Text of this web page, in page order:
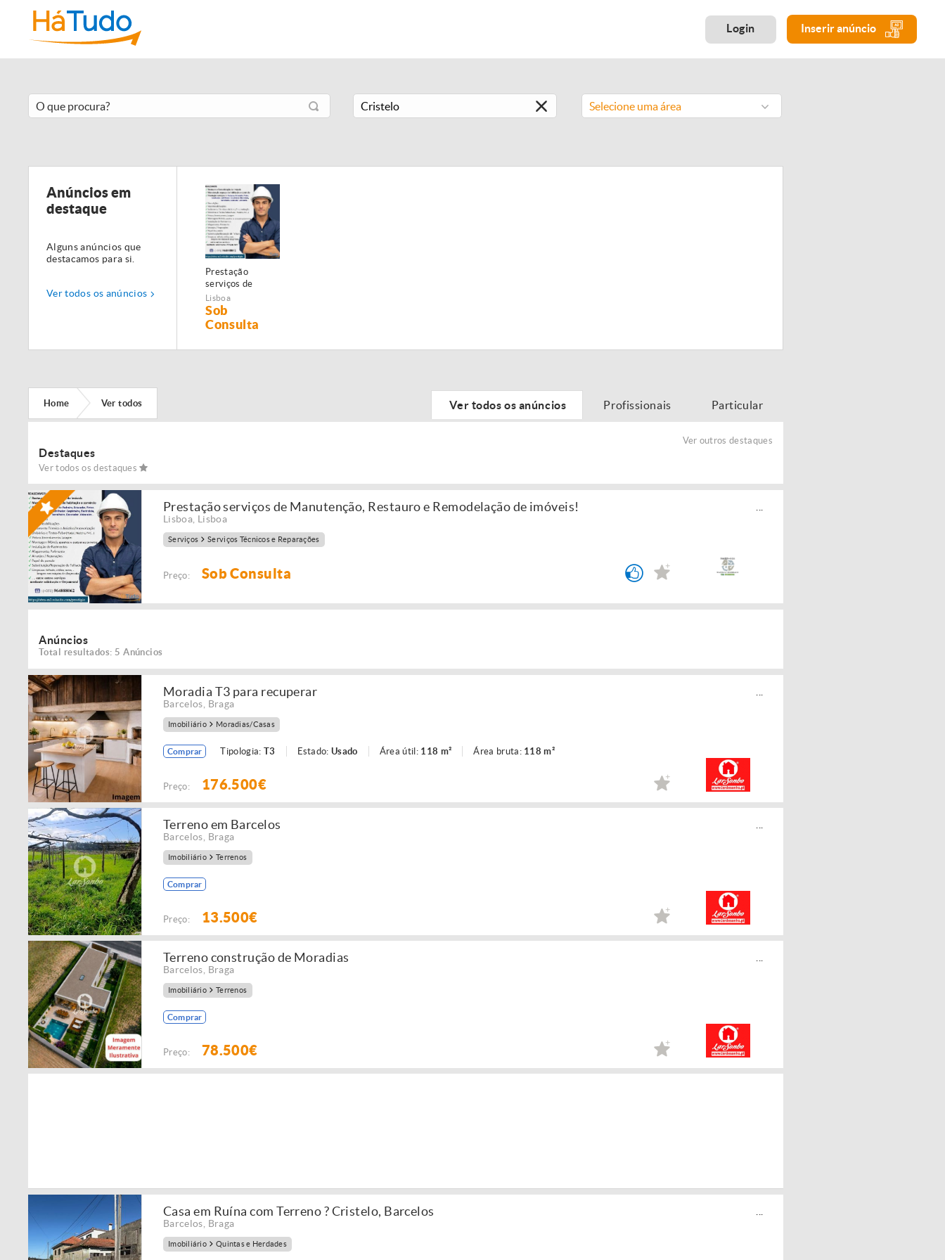
Login Inserir anúncio
Selecione uma área
Anúncios em
destaque
Alguns anúncios que
destacamos para si.
Ver todos os anúncios
Prestação
serviços de
Manutenção,
Restauro e
Remodelação de
imóveis!
Lisboa
Sob
Consulta
Home Ver todos Ver todos os anúncios Profissionais Particular
Ver outros destaques
Destaques
Ver todos os destaques
Prestação serviços de Manutenção, Restauro e Remodelação de imóveis!
Lisboa Lisboa
Serviços Serviços Técnicos e Reparações
Preço: Sob Consulta
Anúncios
Total resultados: 5 Anúncios
Moradia T3 para recuperar
Barcelos Braga
Imobiliário Moradias/Casas
Comprar Tipologia: T3 Estado:Usado Área útil: 118 m² Área bruta: 118 m²
Preço: 176.500€
Terreno em Barcelos
Barcelos Braga
Imobiliário Terrenos
Comprar
Preço: 13.500€
Terreno construção de Moradias
Barcelos Braga
Imobiliário Terrenos
Comprar
Preço: 78.500€
Casa em Ruína com Terreno ? Cristelo, Barcelos
Barcelos Braga
Imobiliário Quintas e Herdades